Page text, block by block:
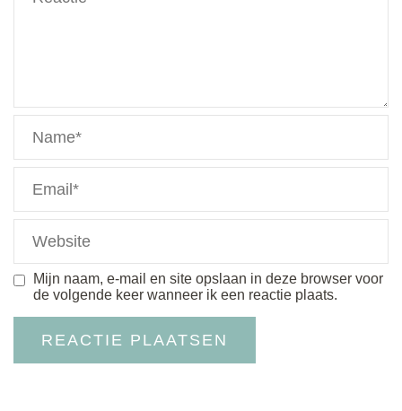
Mijn naam, e-mail en site opslaan in deze browser voor
de volgende keer wanneer ik een reactie plaats.